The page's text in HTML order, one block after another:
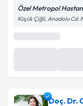
Kişisel
Metni
kapsamda
Özel Metropol
Küçük Çiğli, Anadolu Cd.
Doç. Dr.